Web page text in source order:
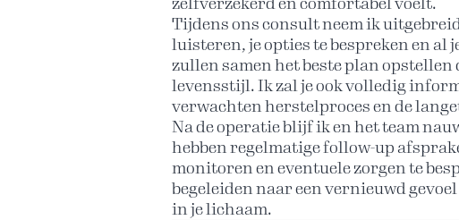
Tijdens ons consult neem ik
luisteren, je opties te bespreken en al
zullen samen het beste plan
levensstijl. Ik zal je ook volledig
verwachten herstelproces en de
Na de operatie blijf ik en het team
hebben regelmatige follow-up
monitoren en eventuele zorgen te
begeleiden naar een vernieuwd
in je lichaam.